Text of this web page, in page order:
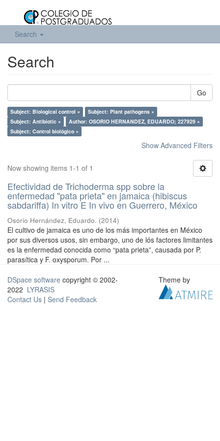
Search
Search
Go
Subject: Biological control ×
Subject: Plant pathogens ×
Subject: Antibiotic ×
Author: OSORIO HERNANDEZ, EDUARDO; 227929 ×
Subject: Control biológico ×
Show Advanced Filters
Now showing items 1-1 of 1
Efectividad de Trichoderma spp sobre la
enfermedad "pata prieta" en jamaica (hibiscus
sabdariffa) In vitro E In vivo en Guerrero, México
Osorio Hernández, Eduardo. (2014)
El cultivo de jamaica es uno de los más importantes en México
por sus diversos usos, sin embargo, uno de lós factores limitantes
es la enfermedad conocida como “pata prieta”, causada por P.
parasítica y F. oxysporum. Por ...
DSpace software copyright © 2002-
2022 LYRASIS
Contact Us | Send Feedback
Theme by